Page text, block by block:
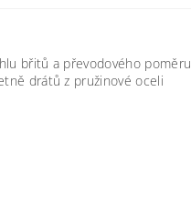
břitů a převodového poměru
drátů z pružinové oceli